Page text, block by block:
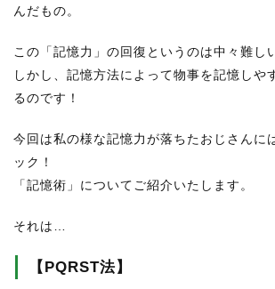
んだもの。
この「記憶力」の回復というのは中々難し
しかし、記憶方法によって物事を記憶しや
るのです！
今回は私の様な記憶力が落ちたおじさんに
ック！
「記憶術」についてご紹介いたします。
それは…
【PQRST法】